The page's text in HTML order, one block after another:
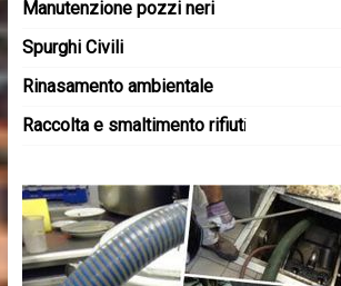
Manutenzione pozzi neri
Spurghi Civili
Rinasamento ambientale
Raccolta e smaltimento rifiuti